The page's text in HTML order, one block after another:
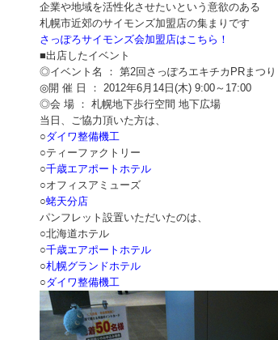
企業や地域を活性化させたいという意欲のある
札幌市近郊のサイモンズ加盟店の集まりです
さっぽろサイモンズ会加盟店はこちら！
■出店したイベント
◎イベント名 ： 第2回さっぽろエキチカPRまつり
◎開 催 日 ： 2012年6月14日(木) 9:00～17:00
◎会 場 ： 札幌地下歩行空間 地下広場
当日、ご協力頂いた方は、
○ダイワ整備機工
○ティーファクトリー
○千歳エアポートホテル
○オフィスアミューズ
○蛯天分店
パンフレット設置いただいたのは、
○北海道ホテル
○千歳エアポートホテル
○札幌グランドホテル
○ダイワ整備機工